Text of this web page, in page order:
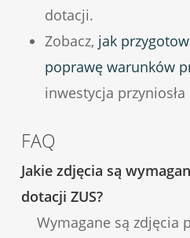
dotacji.
Zobacz, jak
poprawę warunków
inwestycja
FAQ
Jakie zdjęcia są
dotacji ZUS?
Wymagane są zdjęcia